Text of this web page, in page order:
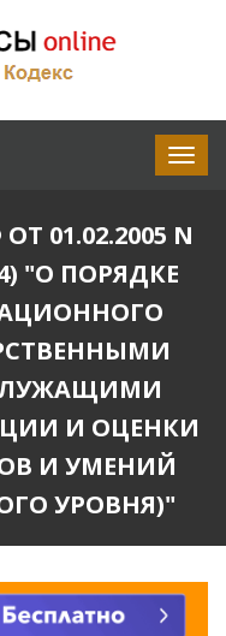
01.02.2005 N
"О ПОРЯДКЕ
И ОЦЕНКИ
И УМЕНИЙ
УРОВНЯ)"